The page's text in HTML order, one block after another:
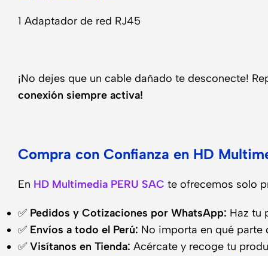
1 Adaptador de red RJ45
¡No dejes que un cable dañado te desconecte!
conexión siempre activa!
Compra con Confianza en HD
En HD Multimedia PERU SAC te ofrecemos solo
✅ Pedidos y Cotizaciones por WhatsApp: Haz tu
✅ Envíos a todo el Perú: No importa en qué parte
✅ Visítanos en Tienda: Acércate y recoge tu